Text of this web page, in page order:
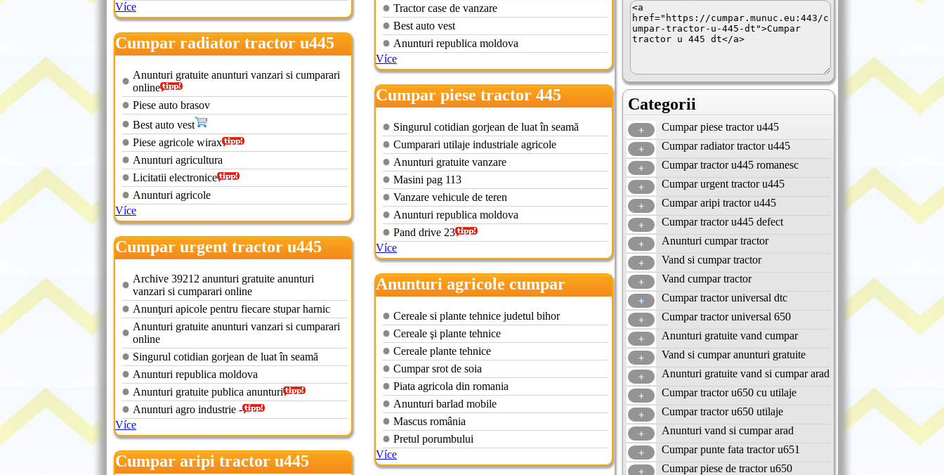
Více
Cumpar radiator tractor u445
Anunturi gratuite anunturi vanzari si cumparari
online
Piese auto brasov
Best auto vest
Piese agricole wirax
Anunturi agricultura
Licitatii electronice
Anunturi agricole
Více
Cumpar urgent tractor u445
Archive 39212 anunturi gratuite anunturi
vanzari si cumparari online
Anunţuri apicole pentru fiecare stupar harnic
Anunturi gratuite anunturi vanzari si cumparari
online
Singurul cotidian gorjean de luat în seamă
Anunturi republica moldova
Anunturi gratuite publica anunturi
Anunturi agro industrie -
Více
Cumpar aripi tractor u445
Tractor case de vanzare
Best auto vest
Anunturi republica moldova
Více
Cumpar piese tractor 445
Singurul cotidian gorjean de luat în seamă
Cumparari utilaje industriale agricole
Anunturi gratuite vanzare
Masini pag 113
Vanzare vehicule de teren
Anunturi republica moldova
Pand drive 23
Více
Anunturi agricole cumpar
porumb
Cereale si plante tehnice judetul bihor
Cereale şi plante tehnice
Cereale plante tehnice
Cumpar srot de soia
Piata agricola din romania
Anunturi barlad mobile
Mascus românia
Pretul porumbului
Více
Categorii
Cumpar piese tractor u445
Cumpar radiator tractor u445
Cumpar tractor u445 romanesc
Cumpar urgent tractor u445
Cumpar aripi tractor u445
Cumpar tractor u445 defect
Anunturi cumpar tractor
Vand si cumpar tractor
Vand cumpar tractor
Cumpar tractor universal dtc
Cumpar tractor universal 650
Anunturi gratuite vand cumpar
Vand si cumpar anunturi gratuite
Anunturi gratuite vand si cumpar arad
Cumpar tractor u650 cu utilaje
Cumpar tractor u650 utilaje
Anunturi vand si cumpar arad
Cumpar punte fata tractor u651
Cumpar piese de tractor u650